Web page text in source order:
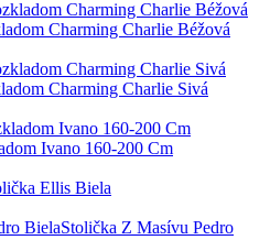
Charming Charlie Béžová
Charming Charlie Sivá
Ivano 160-200 Cm
Ellis Biela
Stolička Z Masívu Pedro